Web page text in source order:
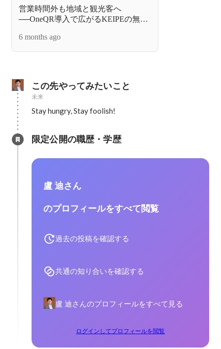
営業時間外も地域と観光客へ
──OneQR導入で広がるKEIPEの無人
6 months ago
この先やってみたいこと
未来
Stay hungry, Stay foolish!
限定公開の職歴・学歴
盧 迪さん
のプロフィールをすべて閲覧
過去の投稿を確認する
共通の知り合いを確認する
盧 迪さんのプロフィールをすべて見る
ログインしてプロフィールを閲覧